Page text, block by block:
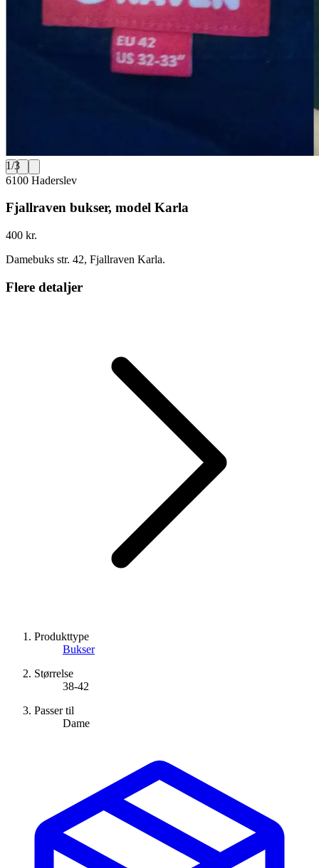
1/3
6100 Haderslev
Fjallraven bukser, model Karla
400 kr.
Damebuks str. 42, Fjallraven Karla.
Flere detaljer
Produkttype
Bukser
Størrelse
38-42
Passer til
Dame